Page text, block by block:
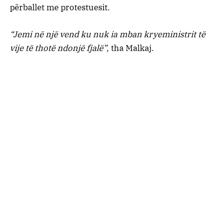
përballet me protestuesit.
“Jemi në një vend ku nuk ia mban kryeministrit të
vije të thotë ndonjë fjalë”, tha Malkaj.